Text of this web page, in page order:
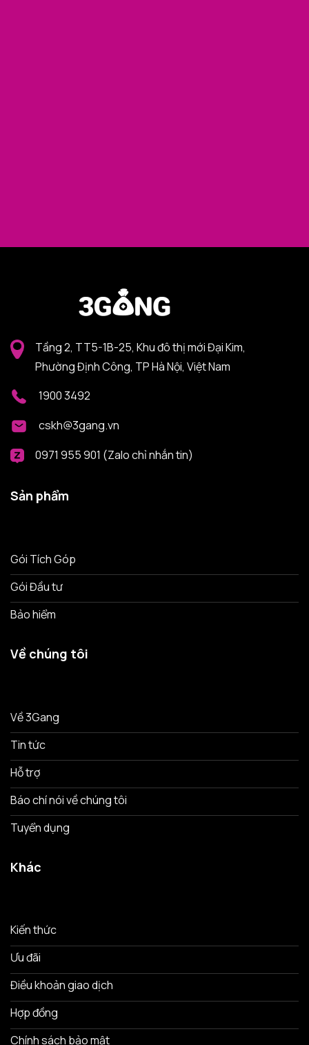
Tầng 2, TT5-1B-25, Khu đô thị mới Đại Kim,
Phường Định Công, TP Hà Nội, Việt Nam
1900 3492
cskh@3gang.vn
0971 955 901 (Zalo chỉ nhắn tin)
Sản phẩm
Gói Tích Góp
Gói Đầu tư
Bảo hiểm
Về chúng tôi
Về 3Gang
Tin tức
Hỗ trợ
Báo chí nói về chúng tôi
Tuyển dụng
Khác
Kiến thức
Ưu đãi
Điều khoản giao dịch
Hợp đồng
Chính sách bảo mật